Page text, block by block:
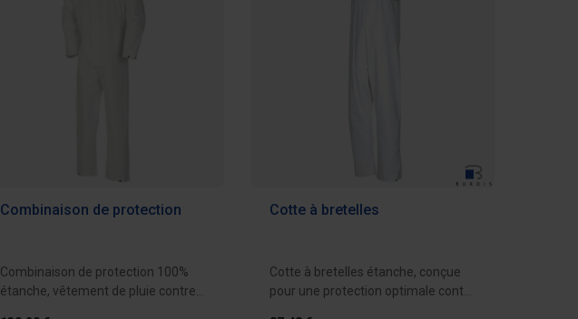
Combinaison de protection
Combinaison de protection 100%
étanche, vêtement de pluie contre
Cotte à bretelles
Cotte à bretelles étanche, conçue
pour une protection optimale contre